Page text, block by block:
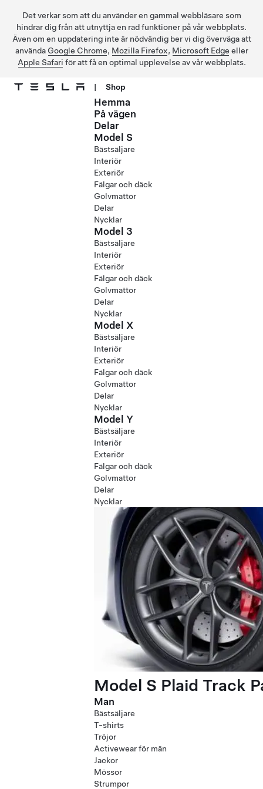
Det verkar som att du använder en gammal webbläsare som
hindrar dig från att utnyttja en rad funktioner på vår webbplats.
Även om en uppdatering inte är nödvändig ber vi dig överväga att
använda Google Chrome, Mozilla Firefox, Microsoft Edge eller
Apple Safari för att få en optimal upplevelse av vår webbplats.
| Shop
Hemma
På vägen
Delar
Model S
Bästsäljare
Interiör
Exteriör
Fälgar och däck
Golvmattor
Delar
Nycklar
Model 3
Bästsäljare
Interiör
Exteriör
Fälgar och däck
Golvmattor
Delar
Nycklar
Model X
Bästsäljare
Interiör
Exteriör
Fälgar och däck
Golvmattor
Delar
Nycklar
Model Y
Bästsäljare
Interiör
Exteriör
Fälgar och däck
Golvmattor
Delar
Nycklar
Model S Plaid Track
Man
Bästsäljare
T-shirts
Tröjor
Activewear för män
Jackor
Mössor
Strumpor